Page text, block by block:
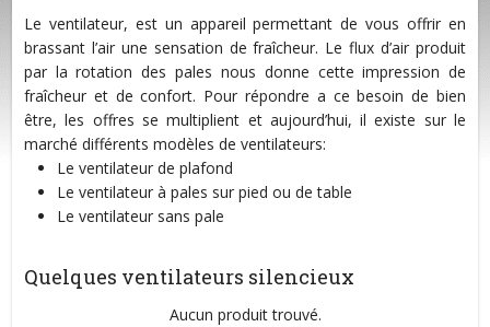
Le ventilateur, est un appareil permettant de vous offrir en
brassant l’air une sensation de fraîcheur. Le flux d’air produit
par la rotation des pales nous donne cette impression de
fraîcheur et de confort. Pour répondre a ce besoin de bien
être, les offres se multiplient et aujourd’hui, il existe sur le
marché différents modèles de ventilateurs:
Le ventilateur de plafond
Le ventilateur à pales sur pied ou de table
Le ventilateur sans pale
Quelques ventilateurs silencieux
Aucun produit trouvé.